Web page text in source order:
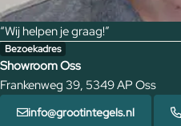
“Wij helpen je graag!”
Bezoekadres
Showroom Oss
Frankenweg 39, 5349 AP Oss
info@grootintegels.nl